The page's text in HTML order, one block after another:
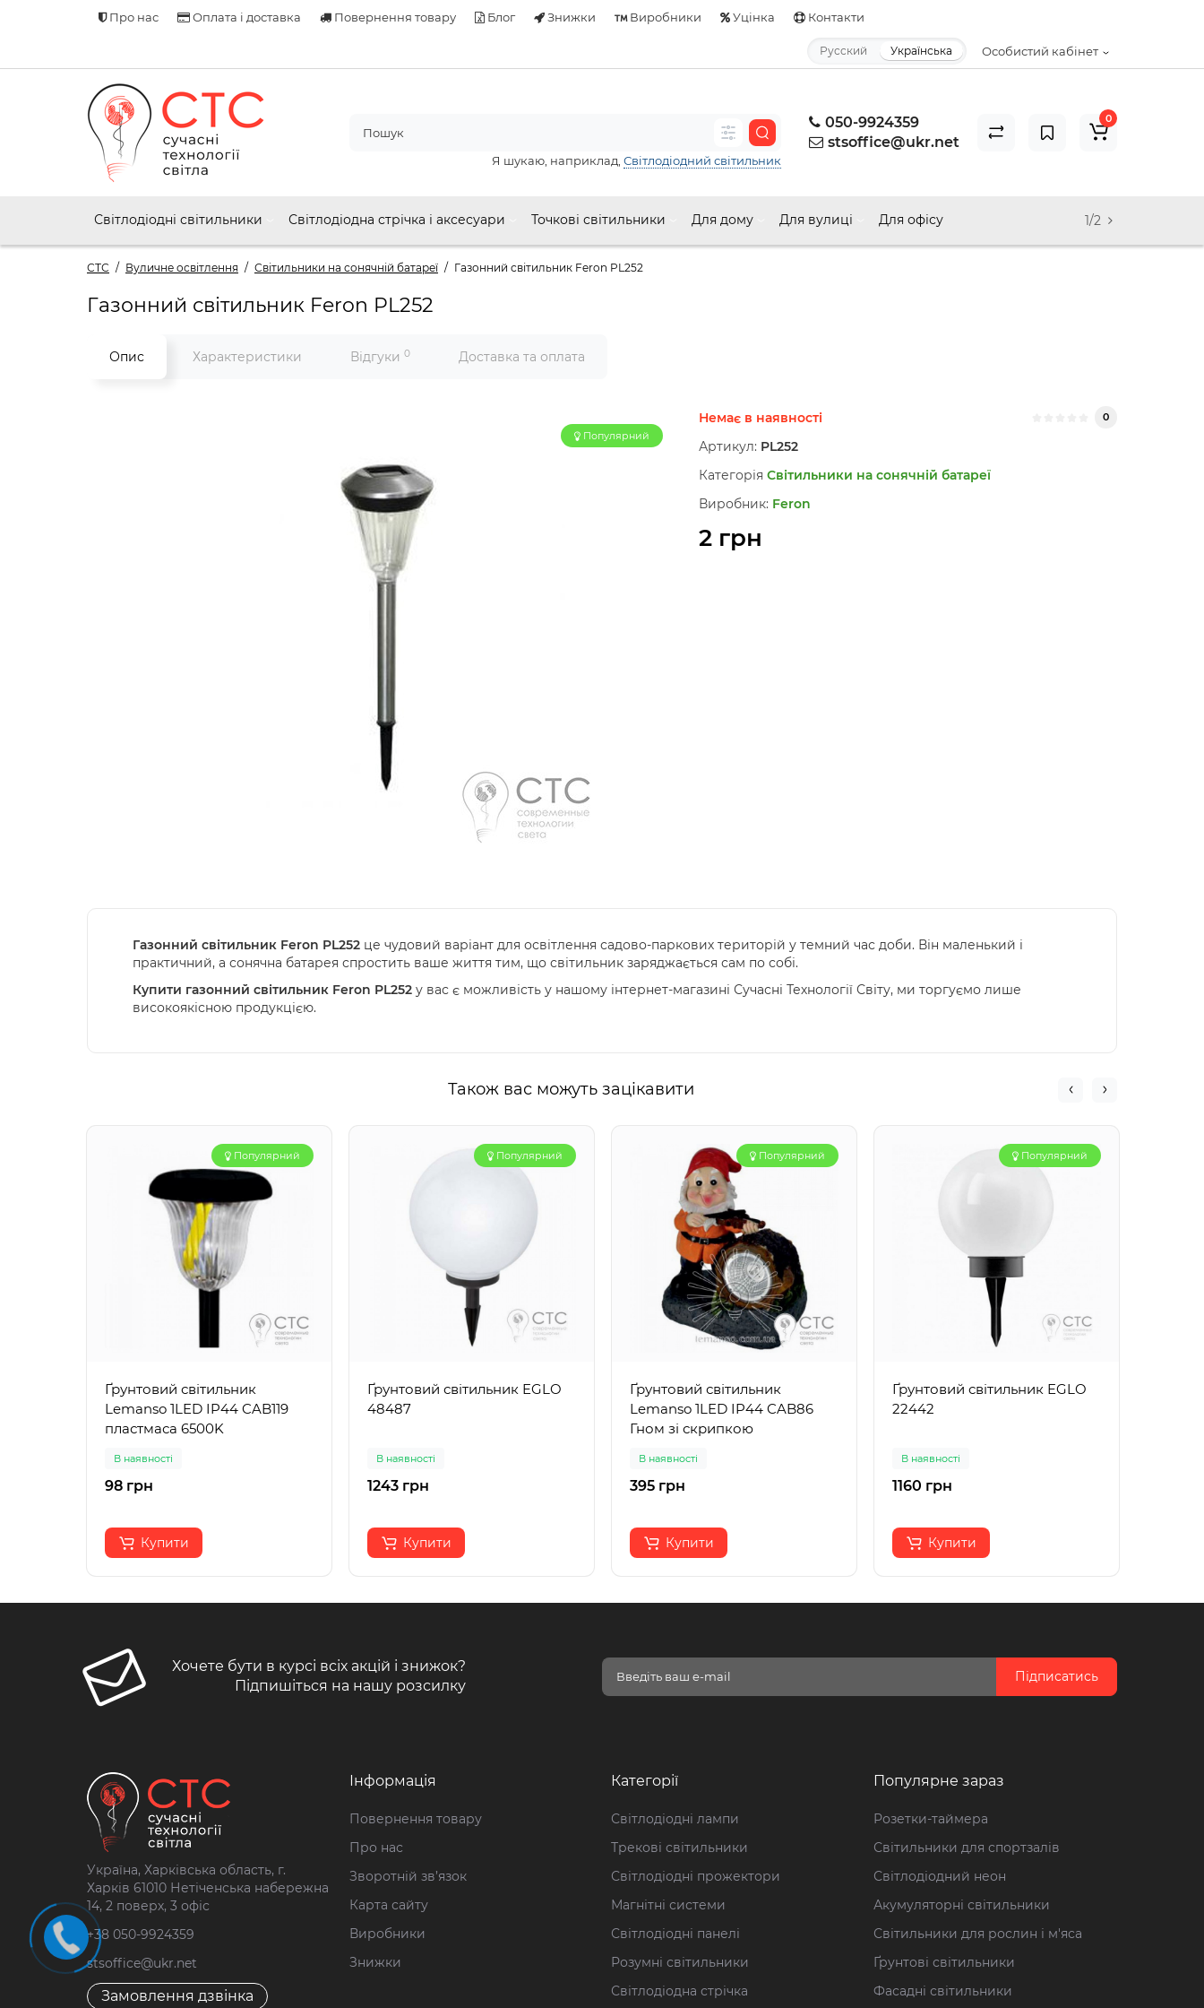
Про нас Оплата і доставка Повернення товару Блог Знижки Виробники Уцінка Контакти
Особистий кабінет
Русский Українська
050-9924359
stsoffice@ukr.net
Я шукаю, наприклад, Світлодіодний світильник
0
Світлодіодні світильники Світлодіодна стрічка і аксесуари Точкові світильники Для дому Для вулиці Для офісу 1/2
СТС Вуличне освітлення Світильники на сонячній батареї Газонний світильник Feron PL252
Газонний світильник Feron PL252
Опис Характеристики Відгуки 0 Доставка та оплата
Популярний
Немає в наявності 0
Артикул: PL252
Категорія Світильники на сонячній батареї
Виробник: Feron
2 грн
Газонний світильник Feron PL252 це чудовий варіант для освітлення садово-паркових територій у темний час доби. Він маленький і
практичний, а сонячна батарея спростить ваше життя тим, що світильник заряджається сам по собі.
Купити газонний світильник Feron PL252 у вас є можливість у нашому інтернет-магазині Сучасні Технології Світу, ми торгуємо лише
високоякісною продукцією.
Також вас можуть зацікавити
Популярний
Ґрунтовий світильник
Lemanso 1LED IP44 CAB119
пластмаса 6500K
В наявності
98 грн
Купити
Популярний
Ґрунтовий світильник EGLO
48487
В наявності
1243 грн
Купити
Популярний
Ґрунтовий світильник
Lemanso 1LED IP44 CAB86
Гном зі скрипкою
В наявності
395 грн
Купити
Популярний
Ґрунтовий світильник EGLO
22442
В наявності
1160 грн
Купити
Хочете бути в курсі всіх акцій і знижок?
Підпишіться на нашу розсилку
Підписатись
Україна, Харківська область, г.
Харків 61010 Нетіченська набережна
14, 2 поверх, 3 офіс
+38 050-9924359
stsoffice@ukr.net
Замовлення дзвінка
Інформація
Повернення товару
Про нас
Зворотній зв’язок
Карта сайту
Виробники
Знижки
Категорії
Світлодіодні лампи
Трекові світильники
Світлодіодні прожектори
Магнітні системи
Світлодіодні панелі
Розумні світильники
Світлодіодна стрічка
Популярне зараз
Розетки-таймера
Світильники для спортзалів
Світлодіодний неон
Акумуляторні світильники
Світильники для рослин і м'яса
Ґрунтові світильники
Фасадні світильники